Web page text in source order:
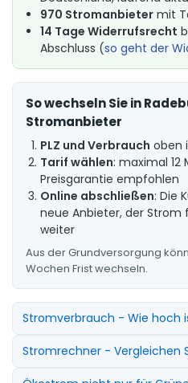
970 Stromanbieter mit
14 Tage Widerrufsrecht
Abschluss (so geht der
So wechseln Sie in
Stromanbieter
PLZ und Verbrauch oben
Tarif wählen: maximal
Preisgarantie empfohlen
Online abschließen: Die
neue Anbieter, der
weiter
Aus der Grundversorgung
Wochen Frist wechseln.
Stromverbrauch - Wie hoch
Stromrechner - Vergleichen